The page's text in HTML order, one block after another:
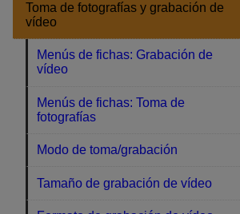
Toma de fotografías y grabación de
vídeo
Menús de fichas: Grabación de
vídeo
Menús de fichas: Toma de
fotografías
Modo de toma/grabación
Tamaño de grabación de vídeo